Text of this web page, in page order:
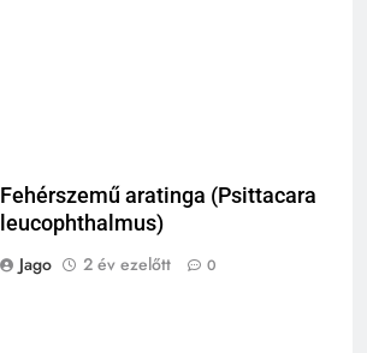
Fehérszemű aratinga (Psittacara
leucophthalmus)
Jago
2 év ezelőtt 0